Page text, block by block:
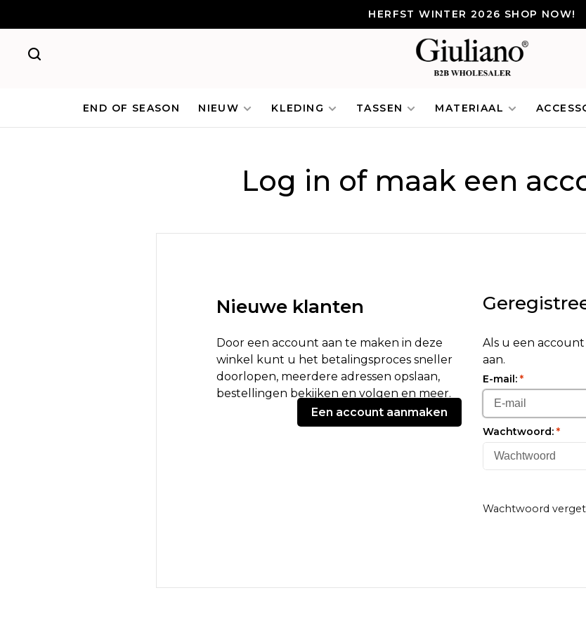
HERFST WINTER 2026 SHOP NOW!
END OF SEASON NIEUW KLEDING TASSEN MATERIAAL
Log in of maak een
Nieuwe klanten
Door een account aan te maken in deze
winkel kunt u het betalingsproces sneller
doorlopen, meerdere adressen opslaan,
bestellingen bekijken en volgen en meer.
Een account aanmaken
Als u een
aan.
E-mail: *
Wachtwoord: *
Wachtwoord